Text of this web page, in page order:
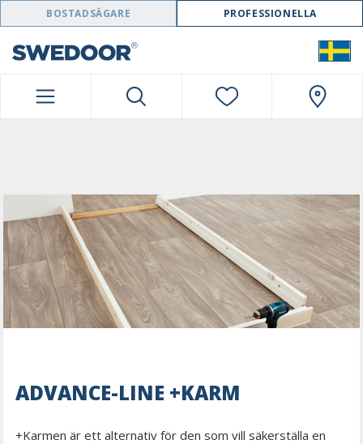
SWEDOOR NAVIGATION
BOSTADSÄGARE PROFESSIONELLA
ADVANCE-LINE +KARM
+Karmen är ett alternativ för den som vill säkerställa en